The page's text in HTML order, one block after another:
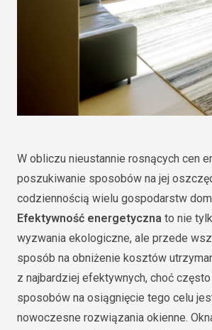
W obliczu nieustannie rosnących cen
poszukiwanie sposobów na jej
codziennością wielu gospodarstw
Efektywność energetyczna to nie
wyzwania ekologiczne, ale przede
sposób na obniżenie kosztów
z najbardziej efektywnych, choć
sposobów na osiągnięcie tego celu
nowoczesne rozwiązania okienne.